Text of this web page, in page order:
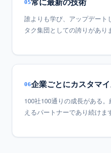
05
誰よりも学び、アップデート
タク集団としての誇りがあり
06企業ごとにカスタマ
100社100通りの成長がある
えるパートナーであり続けま